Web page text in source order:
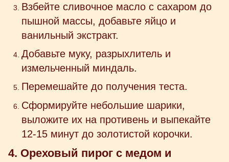
Взбейте сливочное масло с сахаром до
пышной массы, добавьте яйцо и
ванильный экстракт.
Добавьте муку, разрыхлитель и
измельченный миндаль.
Перемешайте до получения теста.
Сформируйте небольшие шарики,
выложите их на противень и выпекайте
12-15 минут до золотистой корочки.
4. Ореховый пирог с медом и